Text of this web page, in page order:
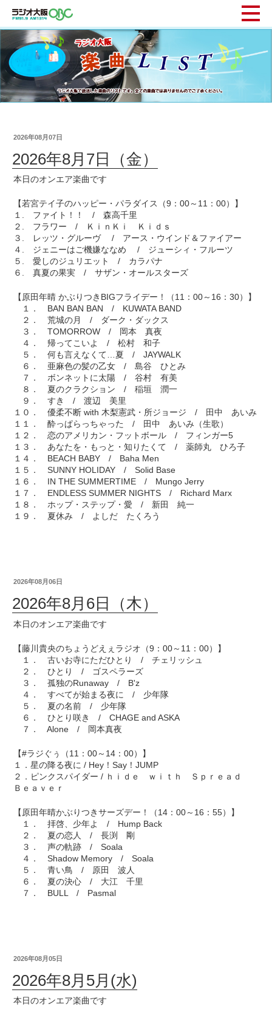
2026年08月07日
2026年8月7日（金）
本日のオンエア楽曲です
【若宮テイ子のハッピー・パラダイス（9：00～11：00）】
１. ファイト！！ / 森高千里
２. フラワー / ＫｉｎＫｉ Ｋｉｄｓ
３. レッツ・グルーヴ / アース・ウインド＆ファイアー
４. ジェニーはご機嫌ななめ / ジューシィ・フルーツ
５. 愛しのジュリエット / カラパナ
６. 真夏の果実 / サザン・オールスターズ
【原田年晴 かぶりつきBIGフライデー！（11：00～16：30）】
１． BAN BAN BAN / KUWATA BAND
２． 荒城の月 / ダーク・ダックス
３． TOMORROW / 岡本 真夜
４． 帰ってこいよ / 松村 和子
５． 何も言えなくて…夏 / JAYWALK
６． 亜麻色の髪の乙女 / 島谷 ひとみ
７． ボンネットに太陽 / 谷村 有美
８． 夏のクラクション / 稲垣 潤一
９． すき / 渡辺 美里
１０． 優柔不断 with 木梨憲武・所ジョージ / 田中 あいみ
１１． 酔っぱらっちゃった / 田中 あいみ（生歌）
１２． 恋のアメリカン・フットボール / フィンガー5
１３． あなたを・もっと・知りたくて / 薬師丸 ひろ子
１４． BEACH BABY / Baha Men
１５． SUNNY HOLIDAY / Solid Base
１６． IN THE SUMMERTIME / Mungo Jerry
１７． ENDLESS SUMMER NIGHTS / Richard Marx
１８． ホップ・ステップ・愛 / 新田 純一
１９． 夏休み / よしだ たくろう
2026年08月06日
2026年8月6日（木）
本日のオンエア楽曲です
【藤川貴央のちょうどえぇラジオ（9：00～11：00）】
１． 古いお寺にただひとり / チェリッシュ
２． ひとり / ゴスペラーズ
３． 孤独のRunaway / B'z
４． すべてが始まる夜に / 少年隊
５． 夏の名前 / 少年隊
６． ひとり咲き / CHAGE and ASKA
７． Alone / 岡本真夜
【#ラジぐぅ（11：00～14：00）】
１．星の降る夜に / Hey！Say！JUMP
２．ピンクスパイダー / ｈｉｄｅ ｗｉｔｈ Ｓｐｒｅａｄ
Ｂｅａｖｅｒ
【原田年晴かぶりつきサーズデー！（14：00～16：55）】
１． 拝啓、少年よ / Hump Back
２． 夏の恋人 / 長渕 剛
３． 声の軌跡 / Soala
４． Shadow Memory / Soala
５． 青い鳥 / 原田 波人
６． 夏の決心 / 大江 千里
７． BULL / Pasmal
2026年08月05日
2026年8月5月(水)
本日のオンエア楽曲です